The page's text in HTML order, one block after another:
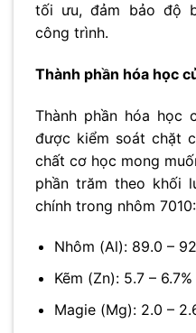
tối ưu, đảm bảo độ
công trình.
Thành phần hóa học
Thành phần hóa học
được kiểm soát chặt
chất cơ học mong
phần trăm theo khối
chính trong nhôm 7010:
Nhôm (Al): 89.0 –
Kẽm (Zn): 5.7 – 6.7%
Magie (Mg): 2.0 –